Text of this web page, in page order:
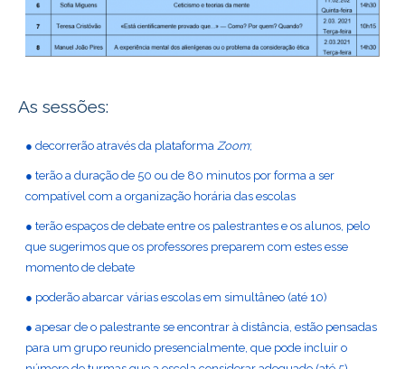
As sessões:
● decorrerão através da plataforma Zoom;
● terão a duração de 50 ou de 80 minutos por forma a ser
compatível com a organização horária das escolas
● terão espaços de debate entre os palestrantes e os alunos, pelo
que sugerimos que os professores preparem com estes esse
momento de debate
● poderão abarcar várias escolas em simultâneo (até 10)
● apesar de o palestrante se encontrar à distância, estão pensadas
para um grupo reunido presencialmente, que pode incluir o